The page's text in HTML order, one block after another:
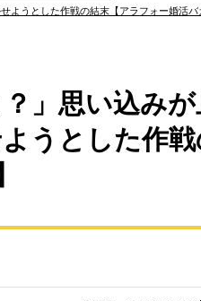
ようとした作戦の結末【アラフォー婚活バ
」思い込み
うとした作